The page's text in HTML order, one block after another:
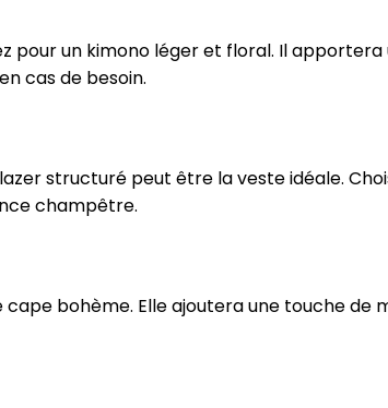
pour un kimono léger et floral. Il
cas de besoin.
structuré peut être la veste idéale.
champêtre.
cape bohème. Elle ajoutera une touche